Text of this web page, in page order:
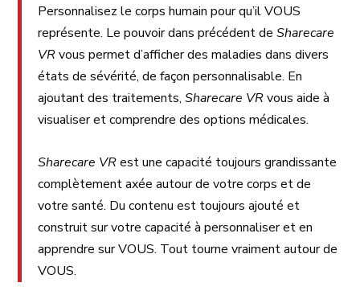
Personnalisez le corps humain pour qu’il VOUS
représente. Le pouvoir dans précédent de Sharecare
VR vous permet d’afficher des maladies dans divers
états de sévérité, de façon personnalisable. En
ajoutant des traitements, Sharecare VR vous aide à
visualiser et comprendre des options médicales.
Sharecare VR est une capacité toujours grandissante
complètement axée autour de votre corps et de
votre santé. Du contenu est toujours ajouté et
construit sur votre capacité à personnaliser et en
apprendre sur VOUS. Tout tourne vraiment autour de
VOUS.